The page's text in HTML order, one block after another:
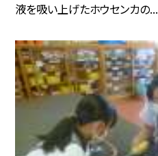
液を吸い上げたホウセンカの...